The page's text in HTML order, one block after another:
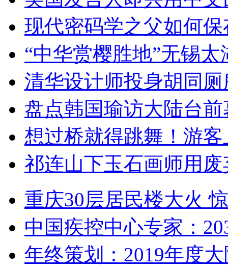
现代密码学之父如何
“中华赏樱胜地”无锡
清华设计师投身胡同
盘点韩国瑜访大陆台
想过桥就得跳舞！游客
祁连山下玉石画师用
重庆30层居民楼大火
中国疾控中心专家：
年终策划：2019年度